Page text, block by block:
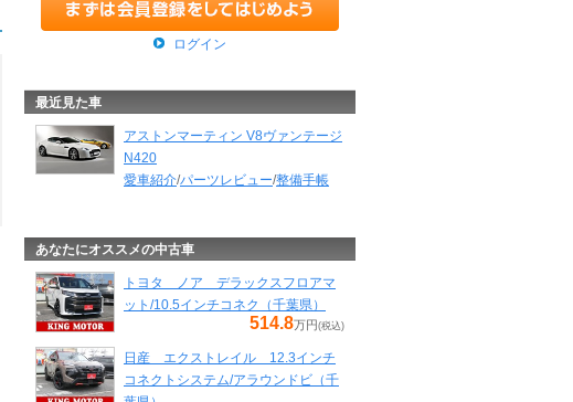
ログイン
最近見た車
アストンマーティン V8ヴァンテージ
N420
愛車紹介/パーツレビュー/整備手帳
あなたにオススメの中古車
トヨタ ノア デラックスフロアマ
ット/10.5インチコネク（千葉県）
514.8万円(税込)
日産 エクストレイル 12.3インチ
コネクトシステム/アラウンドビ（千